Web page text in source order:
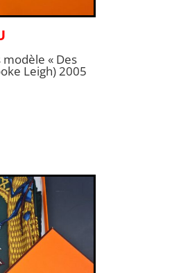
« Des
Leigh) 2005